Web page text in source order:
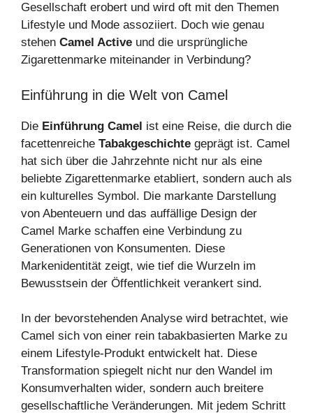
Gesellschaft erobert und wird oft mit den Themen
Lifestyle und Mode assoziiert. Doch wie genau
stehen Camel Active und die ursprüngliche
Zigarettenmarke miteinander in Verbindung?
Einführung in die Welt von Camel
Die Einführung Camel ist eine Reise, die durch die
facettenreiche Tabakgeschichte geprägt ist. Camel
hat sich über die Jahrzehnte nicht nur als eine
beliebte Zigarettenmarke etabliert, sondern auch als
ein kulturelles Symbol. Die markante Darstellung
von Abenteuern und das auffällige Design der
Camel Marke schaffen eine Verbindung zu
Generationen von Konsumenten. Diese
Markenidentität zeigt, wie tief die Wurzeln im
Bewusstsein der Öffentlichkeit verankert sind.
In der bevorstehenden Analyse wird betrachtet, wie
Camel sich von einer rein tabakbasierten Marke zu
einem Lifestyle-Produkt entwickelt hat. Diese
Transformation spiegelt nicht nur den Wandel im
Konsumverhalten wider, sondern auch breitere
gesellschaftliche Veränderungen. Mit jedem Schritt